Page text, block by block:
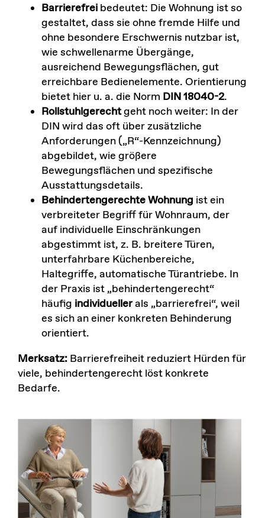
Barrierefreibedeutet: Die Wohnung ist so
gestaltet, dass sie ohne fremde Hilfe und
ohne besondere Erschwernis nutzbar ist,
wie schwellenarme Übergänge,
ausreichend Bewegungsflächen, gut
erreichbare Bedienelemente. Orientierung
bietet hier u. a. die Norm DIN 18040-2.
Rollstuhlgerechtgeht noch weiter: In der
DIN wird das oft über zusätzliche
Anforderungen („R“-Kennzeichnung)
abgebildet, wie größere
Bewegungsflächen und spezifische
Ausstattungsdetails.
Behindertengerechte Wohnung ist ein
verbreiteter Begriff für Wohnraum, der
auf individuelle Einschränkungen
abgestimmt ist, z. B. breitere Türen,
unterfahrbare Küchenbereiche,
Haltegriffe, automatische Türantriebe. In
der Praxis ist „behindertengerecht“
häufig individuellerals „barrierefrei“, weil
es sich an einer konkreten Behinderung
orientiert.
Merksatz:Barrierefreiheit reduziert Hürden für
viele, behindertengerecht löst konkrete
Bedarfe.